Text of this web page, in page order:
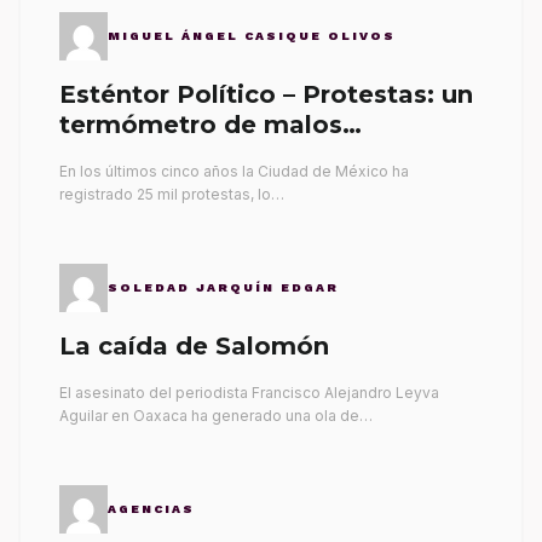
MIGUEL ÁNGEL CASIQUE OLIVOS
Esténtor Político – Protestas: un
termómetro de malos
En los últimos cinco años la Ciudad de México ha
registrado 25 mil protestas, lo…
SOLEDAD JARQUÍN EDGAR
La caída de Salomón
El asesinato del periodista Francisco Alejandro Leyva
Aguilar en Oaxaca ha generado una ola de…
AGENCIAS